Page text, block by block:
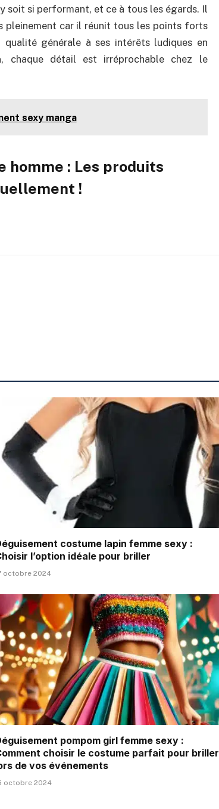
soit si performant, et ce à tous les égards. Il
pleinement car il réunit tous les points forts
générale à ses intérêts ludiques en
chaque détail est irréprochable chez le
sexy manga
: Les produits
!
costume lapin femme sexy :
l’option idéale pour briller
octobre 2024
pompom girl femme sexy :
choisir le costume parfait pour briller
de vos événements
octobre 2024